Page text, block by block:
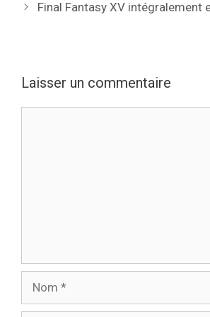
Final Fantasy XV intégralement
Laisser un commentaire